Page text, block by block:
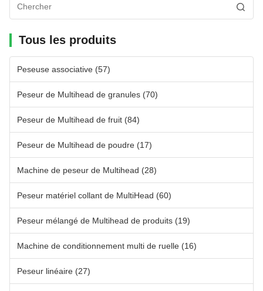
Tous les produits
Peseuse associative (57)
Peseur de Multihead de granules (70)
Peseur de Multihead de fruit (84)
Peseur de Multihead de poudre (17)
Machine de peseur de Multihead (28)
Peseur matériel collant de MultiHead (60)
Peseur mélangé de Multihead de produits (19)
Machine de conditionnement multi de ruelle (16)
Peseur linéaire (27)